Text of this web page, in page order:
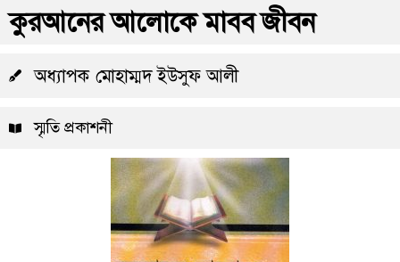
কুরআনের আলোকে মাবব জীবন
অধ্যাপক মোহাম্মদ ইউসুফ আলী
স্মৃতি প্রকাশনী